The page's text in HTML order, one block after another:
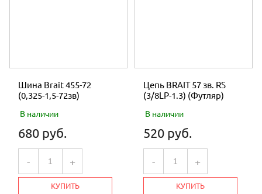
Шина Brait 455-72
(0,325-1,5-72зв)
В наличии
680 руб.
- +
КУПИТЬ
Цепь BRAIT 57 зв. RS
(3/8LP-1.3) (Футляр)
В наличии
520 руб.
- +
КУПИТЬ